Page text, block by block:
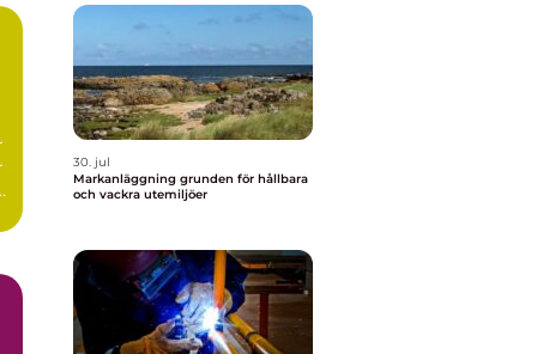
30. jul
Markanläggning grunden för hållbara
och vackra utemiljöer